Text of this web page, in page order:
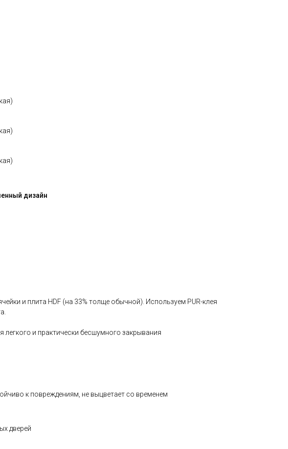
дизайн
и плита HDF (на 33% толще обычной). Используем PUR-клея
и практически бесшумного закрывания
к повреждениям, не выцветает со временем
дверей